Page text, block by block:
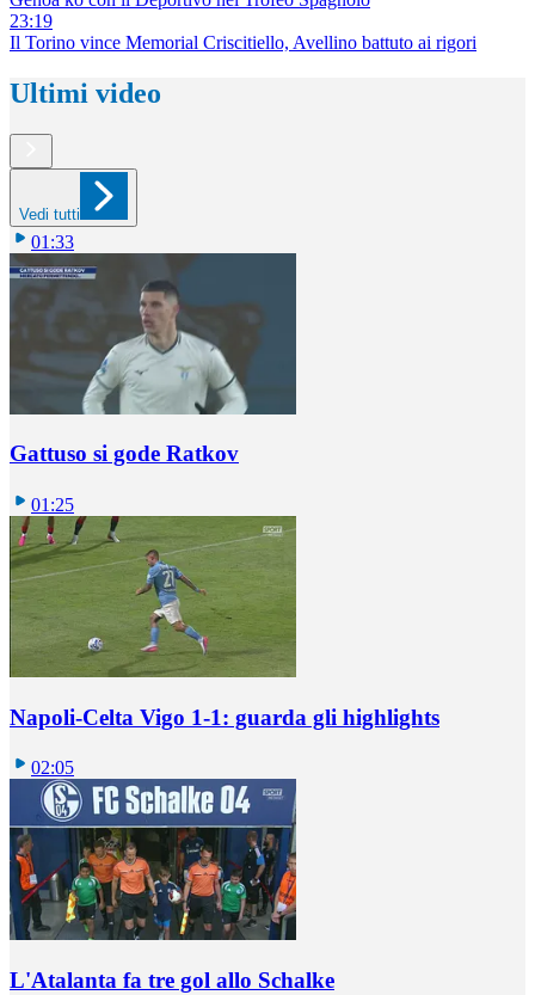
23:19
Il Torino vince Memorial Criscitiello, Avellino battuto ai rigori
Ultimi video
Vedi tutti
01:33
Gattuso si gode Ratkov
01:25
Napoli-Celta Vigo 1-1: guarda gli highlights
02:05
L'Atalanta fa tre gol allo Schalke